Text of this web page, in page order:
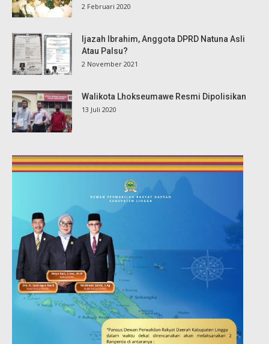
2 Februari 2020
Ijazah Ibrahim, Anggota DPRD Natuna Asli
Atau Palsu?
2 November 2021
Walikota Lhokseumawe Resmi Dipolisikan
13 Juli 2020